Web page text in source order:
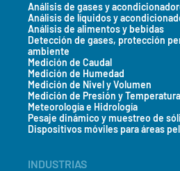
Análisis de gases y
Análisis de líquidos y
Análisis de alimentos y bebidas
Detección de gases, protección
ambiente
Medición de Caudal
Medición de Humedad
Medición de Nivel y Volumen
Medición de Presión y Temperatura
Meteorología e Hidrología
Pesaje dinámico y muestreo de
Dispositivos móviles para áreas
INDUSTRIAS